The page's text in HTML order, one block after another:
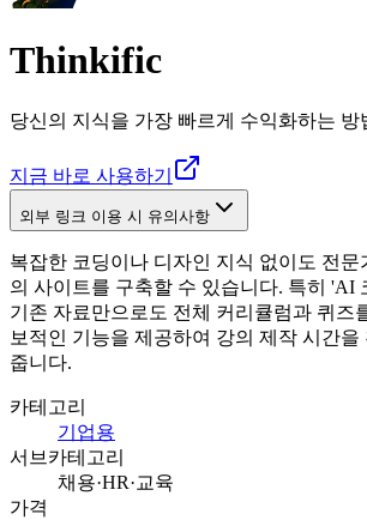
Thinkific
당신의 지식을 가장 빠르게 수익화하는 방
지금 바로 사용하기
외부 링크 이용 시 유의사항
복잡한 코딩이나 디자인 지식 없이도 전
의 사이트를 구축할 수 있습니다. 특히 'AI
기존 자료만으로도 전체 커리큘럼과 퀴즈
보적인 기능을 제공하여 강의 제작 시간을
줍니다.
카테고리
기업용
서브카테고리
채용·HR·교육
가격